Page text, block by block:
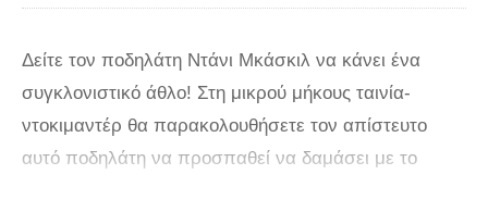
Δείτε τον ποδηλάτη Ντάνι Μκάσκιλ να κάνει ένα
συγκλονιστικό άθλο! Στη μικρού μήκους ταινία-
ντοκιμαντέρ θα παρακολουθήσετε τον απίστευτο
αυτό ποδηλάτη να προσπαθεί να δαμάσει με το